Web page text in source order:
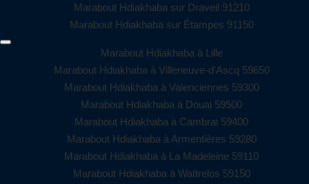
Marabout Hdiakhaba sur Draveil 91210
Marabout Hdiakhaba sur Étampes 91150
Marabout Hdiakhaba à Lille
Marabout Hdiakhaba à Villeneuve-d'Ascq 59650
Marabout Hdiakhaba à Valenciennes 59300
Marabout Hdiakhaba à Douai 59500
Marabout Hdiakhaba à Cambrai 59400
Marabout Hdiakhaba à Armentières 59280
Marabout Hdiakhaba à La Madeleine 59110
Marabout Hdiakhaba à Wattrelos 59150